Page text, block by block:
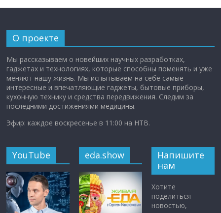
О проекте
Мы рассказываем о новейших научных разработках,
гаджетах и технологиях, которые способны поменять и уже
меняют нашу жизнь. Мы испытываем на себе самые
интересные и впечатляющие гаджеты, бытовые приборы,
кухонную технику и средства передвижения. Следим за
последними достижениями медицины.
Эфир: каждое воскресенье в 11:00 на НТВ.
YouTube eda.show
Напишите
нам
Хотите
поделиться
новостью,